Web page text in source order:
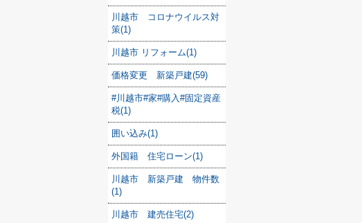
川越市 コロナウイルス対
策(1)
川越市 リフォーム(1)
価格変更 新築戸建(59)
#川越市#家#購入#固定資産
税(1)
囲い込み(1)
外国籍 住宅ローン(1)
川越市 新築戸建 物件数
(1)
川越市 建売住宅(2)